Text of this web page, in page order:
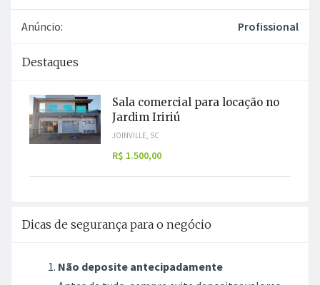
Anúncio: Profissional
Destaques
Sala comercial para locação no
Jardim Iririú
JOINVILLE, SC
R$ 1.500,00
Dicas de segurança para o negócio
Não deposite antecipadamente